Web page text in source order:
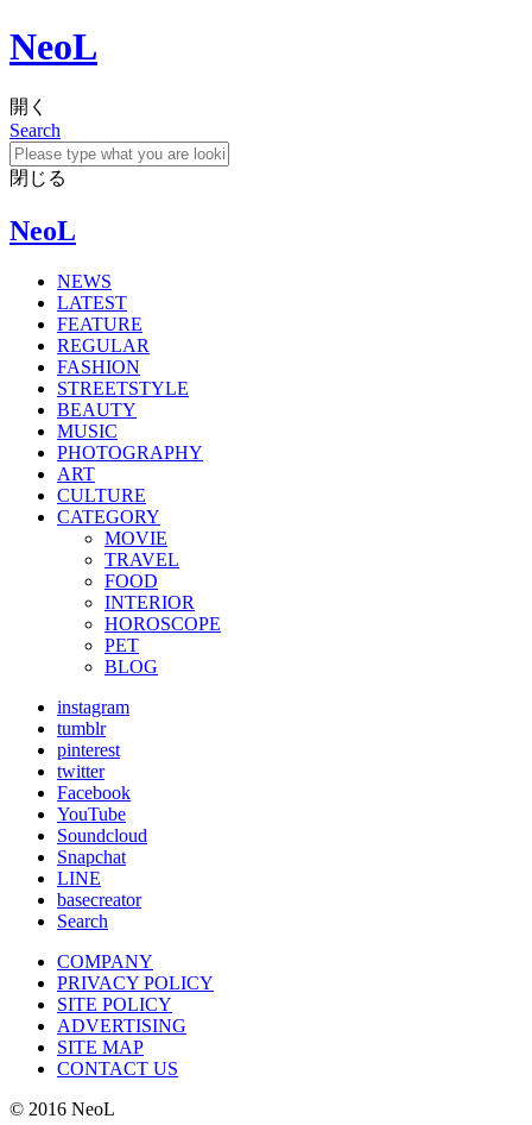
NeoL
開く
Search
閉じる
NeoL
NEWS
LATEST
FEATURE
REGULAR
FASHION
STREETSTYLE
BEAUTY
MUSIC
PHOTOGRAPHY
ART
CULTURE
CATEGORY
MOVIE
TRAVEL
FOOD
INTERIOR
HOROSCOPE
PET
BLOG
instagram
tumblr
pinterest
twitter
Facebook
YouTube
Soundcloud
Snapchat
LINE
basecreator
Search
COMPANY
PRIVACY POLICY
SITE POLICY
ADVERTISING
SITE MAP
CONTACT US
© 2016 NeoL